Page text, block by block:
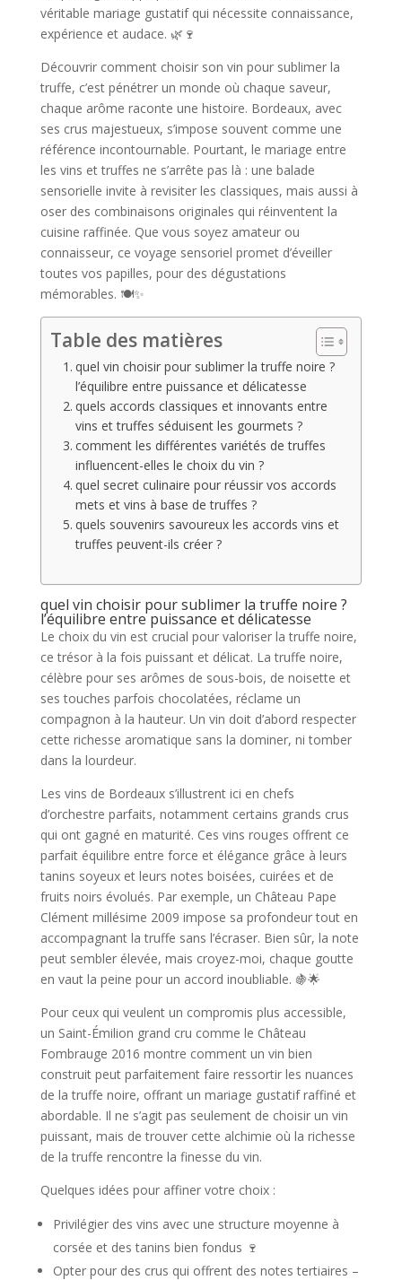
véritable mariage gustatif qui nécessite connaissance,
expérience et audace. 🌿🍷
Découvrir comment choisir son vin pour sublimer la
truffe, c’est pénétrer un monde où chaque saveur,
chaque arôme raconte une histoire. Bordeaux, avec
ses crus majestueux, s’impose souvent comme une
référence incontournable. Pourtant, le mariage entre
les vins et truffes ne s’arrête pas là : une balade
sensorielle invite à revisiter les classiques, mais aussi à
oser des combinaisons originales qui réinventent la
cuisine raffinée. Que vous soyez amateur ou
connaisseur, ce voyage sensoriel promet d’éveiller
toutes vos papilles, pour des dégustations
mémorables. 🍽️✨
Table des matières
quel vin choisir pour sublimer la truffe noire ?
l’équilibre entre puissance et délicatesse
quels accords classiques et innovants entre
vins et truffes séduisent les gourmets ?
comment les différentes variétés de truffes
influencent-elles le choix du vin ?
quel secret culinaire pour réussir vos accords
mets et vins à base de truffes ?
quels souvenirs savoureux les accords vins et
truffes peuvent-ils créer ?
quel vin choisir pour sublimer la truffe noire ?
l’équilibre entre puissance et délicatesse
Le choix du vin est crucial pour valoriser la truffe noire,
ce trésor à la fois puissant et délicat. La truffe noire,
célèbre pour ses arômes de sous-bois, de noisette et
ses touches parfois chocolatées, réclame un
compagnon à la hauteur. Un vin doit d’abord respecter
cette richesse aromatique sans la dominer, ni tomber
dans la lourdeur.
Les vins de Bordeaux s’illustrent ici en chefs
d’orchestre parfaits, notamment certains grands crus
qui ont gagné en maturité. Ces vins rouges offrent ce
parfait équilibre entre force et élégance grâce à leurs
tanins soyeux et leurs notes boisées, cuirées et de
fruits noirs évolués. Par exemple, un Château Pape
Clément millésime 2009 impose sa profondeur tout en
accompagnant la truffe sans l’écraser. Bien sûr, la note
peut sembler élevée, mais croyez-moi, chaque goutte
en vaut la peine pour un accord inoubliable. 🍇🌟
Pour ceux qui veulent un compromis plus accessible,
un Saint-Émilion grand cru comme le Château
Fombrauge 2016 montre comment un vin bien
construit peut parfaitement faire ressortir les nuances
de la truffe noire, offrant un mariage gustatif raffiné et
abordable. Il ne s’agit pas seulement de choisir un vin
puissant, mais de trouver cette alchimie où la richesse
de la truffe rencontre la finesse du vin.
Quelques idées pour affiner votre choix :
Privilégier des vins avec une structure moyenne à
corsée et des tanins bien fondus 🍷
Opter pour des crus qui offrent des notes tertiaires –